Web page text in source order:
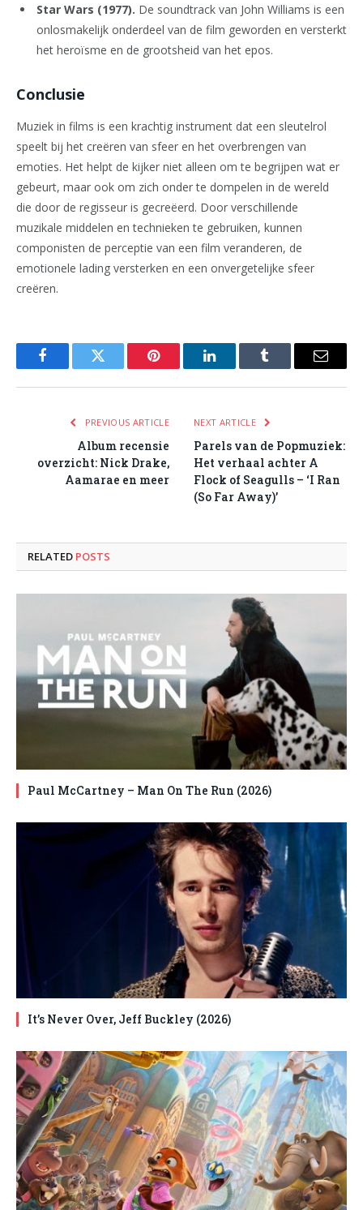
Star Wars (1977). De soundtrack van John Williams is een
onlosmakelijk onderdeel van de film geworden en versterkt
het heroïsme en de grootsheid van het epos.
Conclusie
Muziek in films is een krachtig instrument dat een sleutelrol
speelt bij het creëren van sfeer en het overbrengen van
emoties. Het helpt de kijker niet alleen om te begrijpen wat er
gebeurt, maar ook om zich onder te dompelen in de wereld
die door de regisseur is gecreëerd. Door verschillende
muzikale middelen en technieken te gebruiken, kunnen
componisten de perceptie van een film veranderen, de
emotionele lading versterken en een onvergetelijke sfeer
creëren.
FacebookTwitter Pinterest LinkedInTumblr Email
PREVIOUS ARTICLE
Album recensie
overzicht: Nick Drake,
Aamarae en meer
NEXT ARTICLE
Parels van de Popmuziek:
Het verhaal achter A
Flock of Seagulls – ‘I Ran
(So Far Away)’
RELATED POSTS
Paul McCartney – Man On The Run (2026)
It’s Never Over, Jeff Buckley (2026)